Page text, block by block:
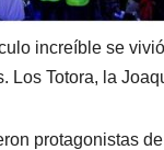
increíble se
Los Totora, la
protagonistas